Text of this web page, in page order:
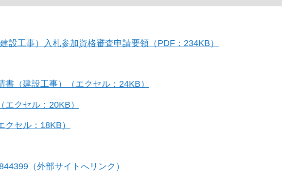
設工事）入札参加資格審査申請要領（PDF：234KB）
書（建設工事）（エクセル：24KB）
クセル：20KB）
セル：18KB）
（外部サイトへリンク）